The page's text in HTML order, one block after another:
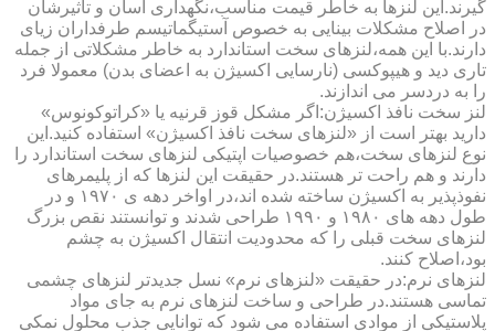
گیرند.این لنزها به خاطر قیمت مناسب،نگهداری آسان و تأثیرشان
در اصلاح مشکلات بینایی به خصوص آستیگماتیسم طرفداران زیای
دارند.با این همه،لنزهای سخت استاندارد به خاطر مشکلاتی از جمله
تاری دید و هیپوکسی (نارسایی اکسیژن به اعضای بدن) معمولا فرد
را به دردسر می اندازند.
لنز سخت نافذ اکسیژن:اگر مشکل قوز قرنیه یا «کراتوکونوس»
دارید بهتر است از «لنزهای سخت نافذ اکسیژن» استفاده کنید.این
نوع لنزهای سخت،هم خصوصیات اپتیکی لنزهای سخت استاندارد را
دارند و هم راحت تر هستند.در حقیقت این لنزها که از پلیمرهای
نفوذپذیر به اکسیژن ساخته شده اند،در اواخر دهه ی ۱۹۷۰ و در
طول دهه های ۱۹۸۰ و ۱۹۹۰ طراحی شدند و توانستند نقص بزرگ
لنزهای سخت قبلی را که محدودیت انتقال اکسیژن به چشم
بود،اصلاح کنند.
لنزهای نرم:در حقیقت «لنزهای نرم» نسل جدیدتر لنزهای چشمی
تماسی هستند.در طراحی و ساخت لنزهای نرم به جای مواد
پلاستیکی از موادی استفاده می شود که توانایی جذب محلول نمکی